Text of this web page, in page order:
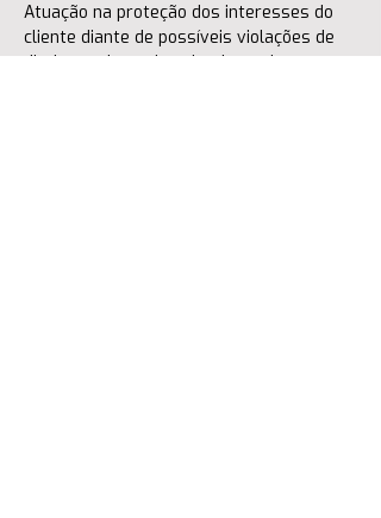
Atuação na proteção dos interesses do
cliente diante de possíveis violações de
direitos sobre ativos intelectuais.